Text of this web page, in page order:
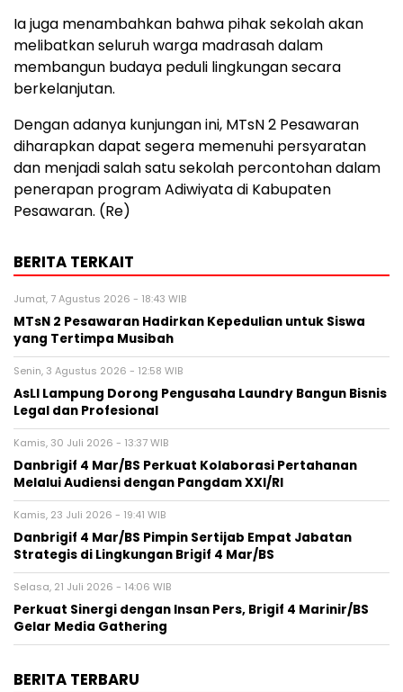
Ia juga menambahkan bahwa pihak sekolah akan
melibatkan seluruh warga madrasah dalam
membangun budaya peduli lingkungan secara
berkelanjutan.
Dengan adanya kunjungan ini, MTsN 2 Pesawaran
diharapkan dapat segera memenuhi persyaratan
dan menjadi salah satu sekolah percontohan dalam
penerapan program Adiwiyata di Kabupaten
Pesawaran. (Re)
BERITA TERKAIT
Jumat, 7 Agustus 2026 - 18:43 WIB
MTsN 2 Pesawaran Hadirkan Kepedulian untuk Siswa
yang Tertimpa Musibah
Senin, 3 Agustus 2026 - 12:58 WIB
AsLI Lampung Dorong Pengusaha Laundry Bangun Bisnis
Legal dan Profesional
Kamis, 30 Juli 2026 - 13:37 WIB
Danbrigif 4 Mar/BS Perkuat Kolaborasi Pertahanan
Melalui Audiensi dengan Pangdam XXI/RI
Kamis, 23 Juli 2026 - 19:41 WIB
Danbrigif 4 Mar/BS Pimpin Sertijab Empat Jabatan
Strategis di Lingkungan Brigif 4 Mar/BS
Selasa, 21 Juli 2026 - 14:06 WIB
Perkuat Sinergi dengan Insan Pers, Brigif 4 Marinir/BS
Gelar Media Gathering
BERITA TERBARU